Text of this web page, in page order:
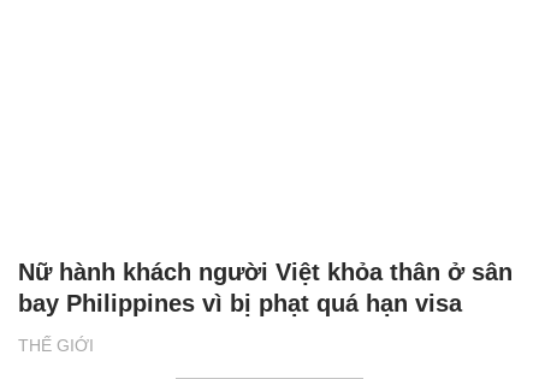
THẾ GIỚI
Nữ hành khách người Việt khỏa thân ở sân
bay Philippines vì bị phạt quá hạn visa